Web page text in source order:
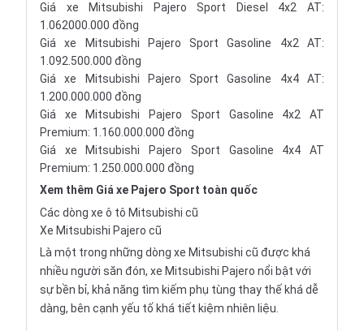
Giá xe Mitsubishi Pajero Sport Diesel 4x2 AT:
1.062000.000 đồng
Giá xe Mitsubishi Pajero Sport Gasoline 4x2 AT:
1.092.500.000 đồng
Giá xe Mitsubishi Pajero Sport Gasoline 4x4 AT:
1.200.000.000 đồng
Giá xe Mitsubishi Pajero Sport Gasoline 4x2 AT
Premium: 1.160.000.000 đồng
Giá xe Mitsubishi Pajero Sport Gasoline 4x4 AT
Premium: 1.250.000.000 đồng
Xem thêm Giá xe Pajero Sport toàn quốc
Các dòng xe ô tô Mitsubishi cũ
Xe Mitsubishi Pajero cũ
Là một trong những dòng xe Mitsubishi cũ được khá
nhiều người săn đón, xe Mitsubishi Pajero nổi bật với
sự bền bỉ, khả năng tìm kiếm phụ tùng thay thế khá dễ
dàng, bên cạnh yếu tố khá tiết kiệm nhiên liệu.